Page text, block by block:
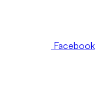
Facebook